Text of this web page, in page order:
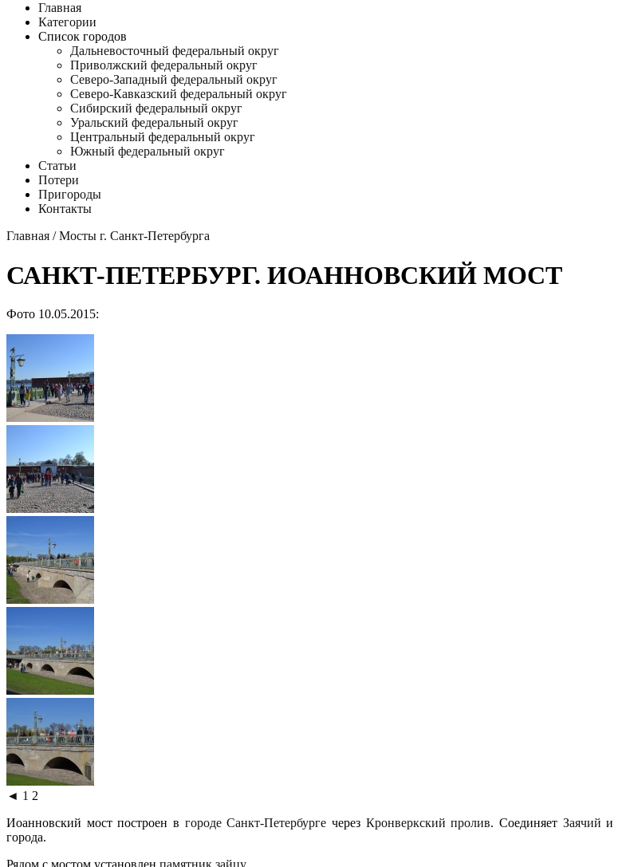
Главная
Категории
Список городов
Дальневосточный федеральный округ
Приволжский федеральный округ
Северо-Западный федеральный округ
Северо-Кавказский федеральный округ
Сибирский федеральный округ
Уральский федеральный округ
Центральный федеральный округ
Южный федеральный округ
Статьи
Потери
Пригороды
Контакты
Главная /Мосты г. Санкт-Петербурга
САНКТ-ПЕТЕРБУРГ. ИОАННОВСКИЙ МОСТ
Фото 10.05.2015:
◄ 1 2
Иоанновский мост построен в городе Санкт-Петербурге через Кронверкский пролив. Соединяет Заячий и
города.